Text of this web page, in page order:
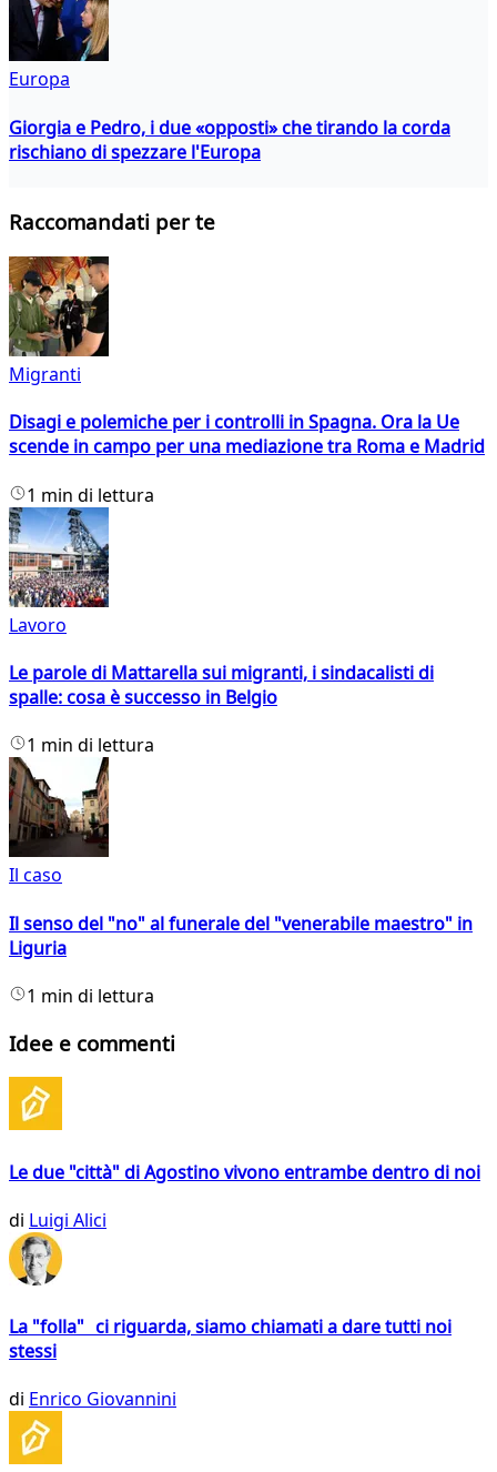
Europa
Giorgia e Pedro, i due «opposti» che tirando la corda
rischiano di spezzare l'Europa
Raccomandati per te
Migranti
Disagi e polemiche per i controlli in Spagna. Ora la Ue
scende in campo per una mediazione tra Roma e Madrid
1 min di lettura
Lavoro
Le parole di Mattarella sui migranti, i sindacalisti di
spalle: cosa è successo in Belgio
1 min di lettura
Il caso
Il senso del "no" al funerale del "venerabile maestro" in
Liguria
1 min di lettura
Idee e commenti
Le due "città" di Agostino vivono entrambe dentro di noi
di Luigi Alici
La "folla" ci riguarda, siamo chiamati a dare tutti noi
stessi
di Enrico Giovannini